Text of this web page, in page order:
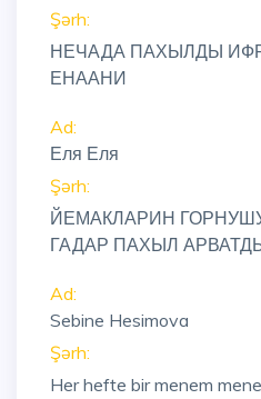
Şərh:
НЕЧАДА ПАХЫЛДЫ
ЕНААНИ
Ad:
Еля Еля
Şərh:
ЙЕМАКЛАРИН
ГАДАР ПАХЫЛ
Ad:
Sebine Hesimova
Şərh:
Her hefte bir menem